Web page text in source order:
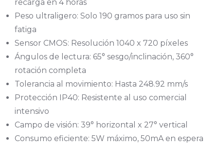
recarga en 4 horas
Peso ultraligero: Solo 190 gramos para uso sin
fatiga
Sensor CMOS: Resolución 1040 x 720 píxeles
Ángulos de lectura: 65° sesgo/inclinación, 360°
rotación completa
Tolerancia al movimiento: Hasta 248.92 mm/s
Protección IP40: Resistente al uso comercial
intensivo
Campo de visión: 39° horizontal x 27° vertical
Consumo eficiente: 5W máximo, 50mA en espera